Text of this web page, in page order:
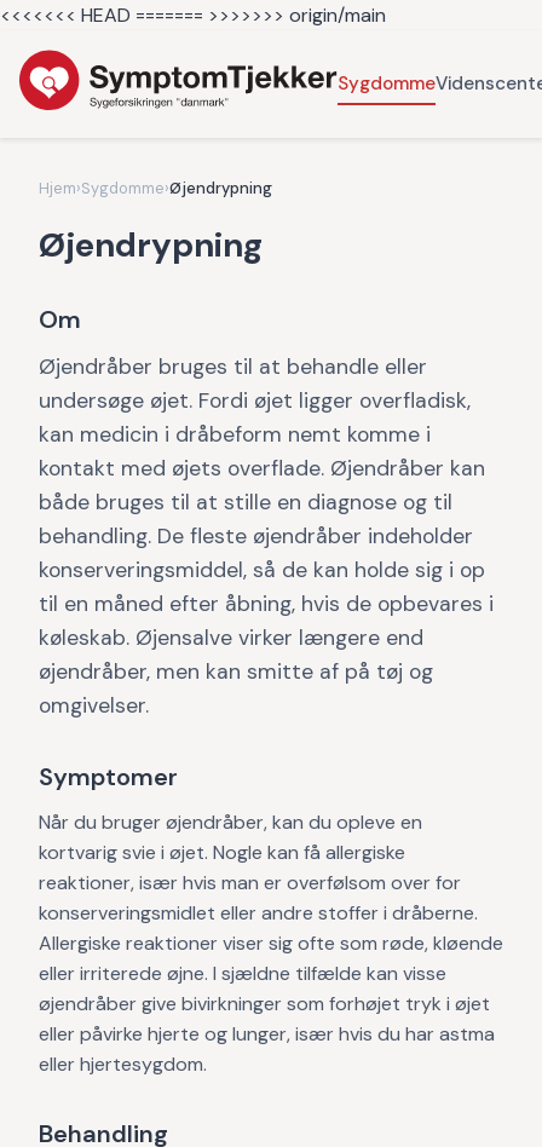
<<<<<<< HEAD ======= >>>>>>> origin/main
Sygdomme
Hjem›Sygdomme›Øjendrypning
Øjendrypning
Om
Øjendråber bruges til at behandle eller
undersøge øjet. Fordi øjet ligger overfladisk,
kan medicin i dråbeform nemt komme i
kontakt med øjets overflade. Øjendråber kan
både bruges til at stille en diagnose og til
behandling. De fleste øjendråber indeholder
konserveringsmiddel, så de kan holde sig i op
til en måned efter åbning, hvis de opbevares i
køleskab. Øjensalve virker længere end
øjendråber, men kan smitte af på tøj og
omgivelser.
Symptomer
Når du bruger øjendråber, kan du opleve en
kortvarig svie i øjet. Nogle kan få allergiske
reaktioner, især hvis man er overfølsom over for
konserveringsmidlet eller andre stoffer i dråberne.
Allergiske reaktioner viser sig ofte som røde, kløende
eller irriterede øjne. I sjældne tilfælde kan visse
øjendråber give bivirkninger som forhøjet tryk i øjet
eller påvirke hjerte og lunger, især hvis du har astma
eller hjertesygdom.
Behandling